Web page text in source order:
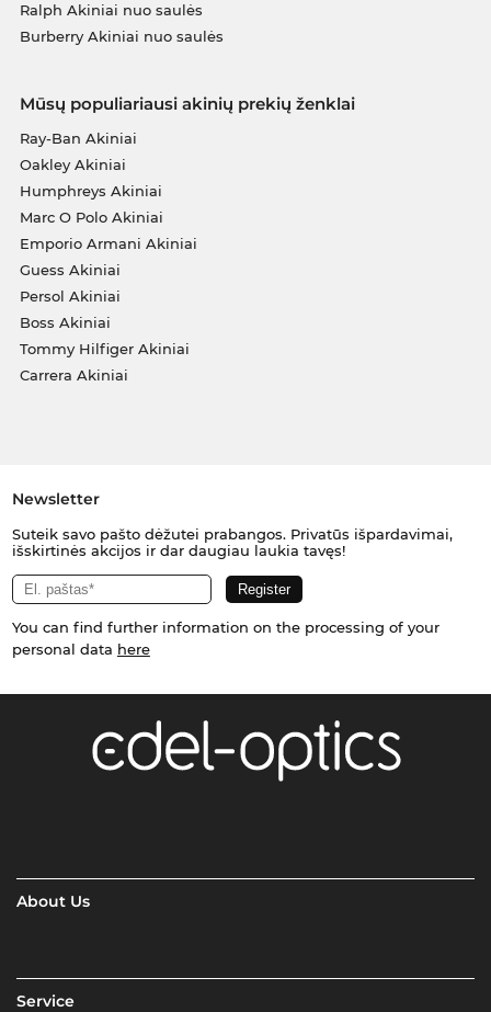
Ralph Akiniai nuo saulės
Burberry Akiniai nuo saulės
Mūsų populiariausi akinių prekių ženklai
Ray-Ban Akiniai
Oakley Akiniai
Humphreys Akiniai
Marc O Polo Akiniai
Emporio Armani Akiniai
Guess Akiniai
Persol Akiniai
Boss Akiniai
Tommy Hilfiger Akiniai
Carrera Akiniai
Newsletter
Suteik savo pašto dėžutei prabangos. Privatūs išpardavimai,
išskirtinės akcijos ir dar daugiau laukia tavęs!
You can find further information on the processing of your
personal data here
About Us
Service